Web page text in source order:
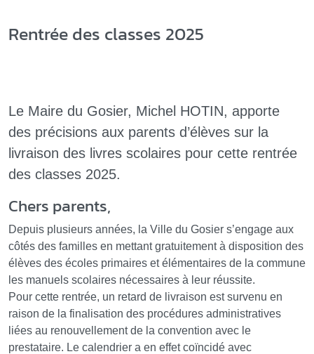
Rentrée des classes 2025
Le Maire du Gosier, Michel HOTIN, apporte
des précisions aux parents d’élèves sur la
livraison des livres scolaires pour cette rentrée
des classes 2025.
Chers parents,
Depuis plusieurs années, la Ville du Gosier s’engage aux
côtés des familles en mettant gratuitement à disposition des
élèves des écoles primaires et élémentaires de la commune
les manuels scolaires nécessaires à leur réussite.
Pour cette rentrée, un retard de livraison est survenu en
raison de la finalisation des procédures administratives
liées au renouvellement de la convention avec le
prestataire. Le calendrier a en effet coïncidé avec